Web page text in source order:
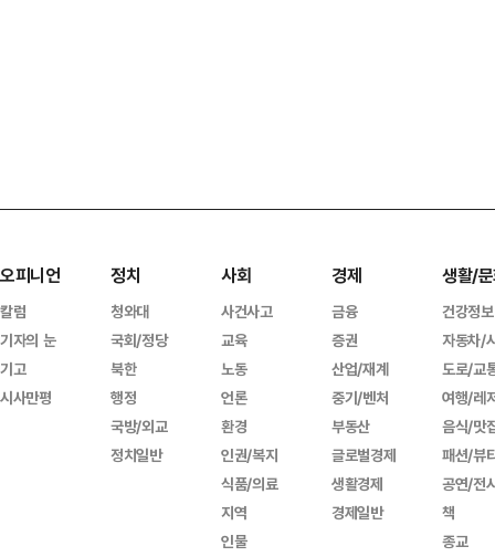
오피니언
칼럼
기자의 눈
기고
시사만평
정치
청와대
국회/정당
북한
행정
국방/외교
정치일반
사회
사건사고
교육
노동
언론
환경
인권/복지
식품/의료
지역
인물
경제
금융
증권
산업/재계
중기/벤처
부동산
글로벌경제
생활경제
경제일반
생활/
건강정보
자동차/
도로/교
여행/레
음식/맛
패션/뷰
공연/전
책
종교